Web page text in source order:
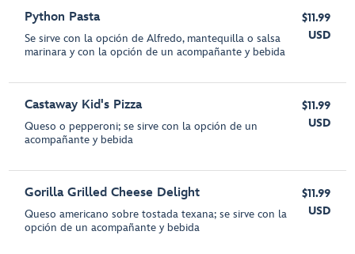
Python Pasta
Se sirve con la opción de Alfredo, mantequilla o salsa
marinara y con la opción de un acompañante y bebida
$11.99
USD
Castaway Kid's Pizza
Queso o pepperoni; se sirve con la opción de un
acompañante y bebida
$11.99
USD
Gorilla Grilled Cheese Delight
Queso americano sobre tostada texana; se sirve con la
opción de un acompañante y bebida
$11.99
USD